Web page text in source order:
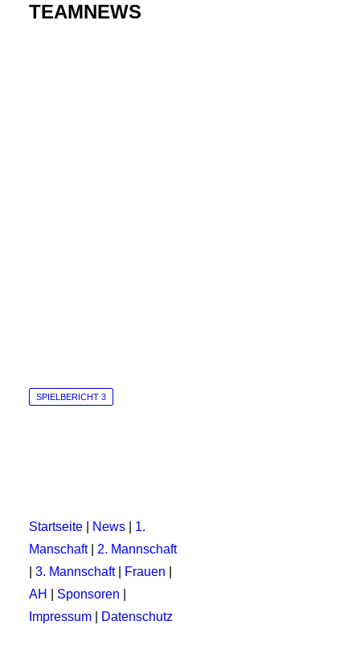
TEAMNEWS
SPIELBERICHT 3
Startseite News
1.
Manschaft| 2. Mannschaft
3. Mannschaft| Frauen
AH
Sponsoren
Impressum
Datenschutz